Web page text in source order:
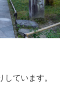
ています。